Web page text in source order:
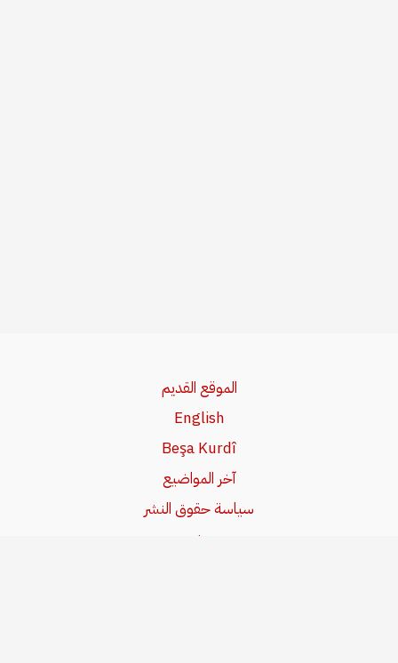
الموقع القديم
English
Beşa Kurdî
آخر المواضيع
سياسة حقوق النشر
من نحن